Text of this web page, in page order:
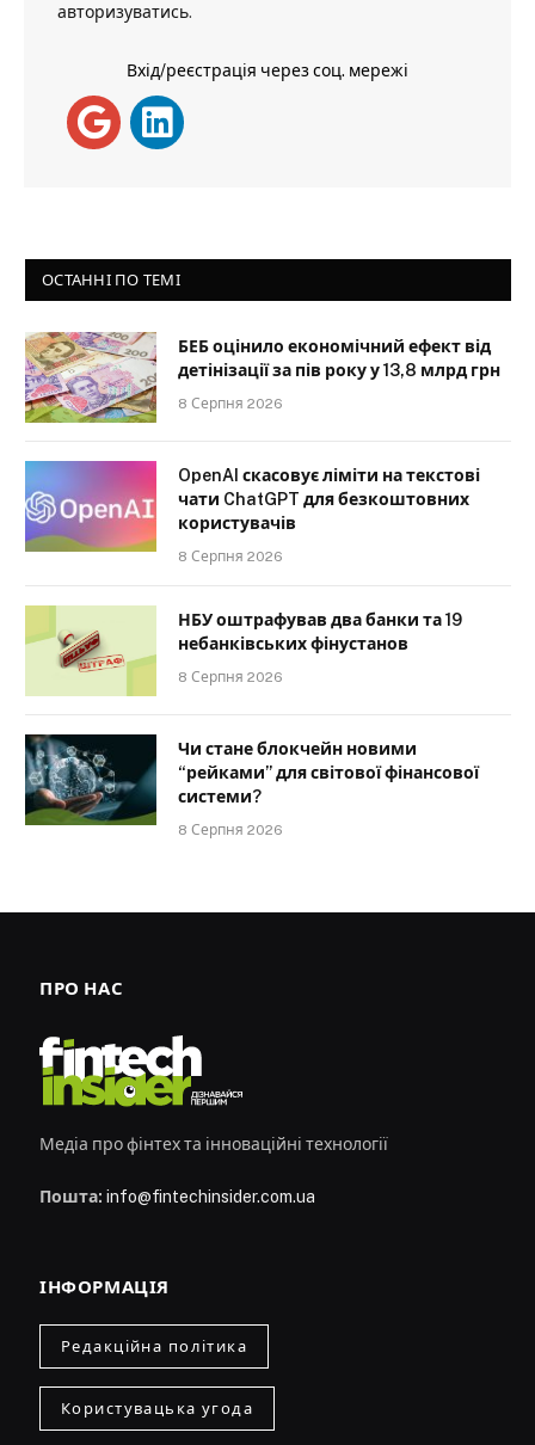
авторизуватись.
Вхід/реєстрація через соц. мережі
ОСТАННІ ПО ТЕМІ
БЕБ оцінило економічний ефект від
детінізації за пів року у 13,8 млрд грн
8 Серпня 2026
OpenAI скасовує ліміти на текстові
чати ChatGPT для безкоштовних
користувачів
8 Серпня 2026
НБУ оштрафував два банки та 19
небанківських фінустанов
8 Серпня 2026
Чи стане блокчейн новими
“рейками” для світової фінансової
системи?
8 Серпня 2026
ПРО НАС
Медіа про фінтех та інноваційні технології
Пошта: info@fintechinsider.com.ua
ІНФОРМАЦІЯ
Редакційна політика
Користувацька угода